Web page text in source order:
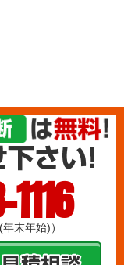
末年始)）